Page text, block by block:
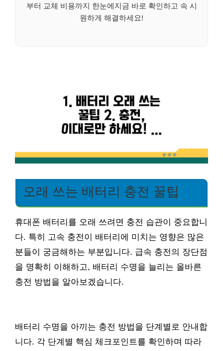
부터 교체 비용까지 한눈에지금 바로 확인하고 속 시
원하게 해결하세요!
오래 쓰는 배터리 충전 꿀팁
휴대폰 배터리를 오래 쓰려면 충전 습관이 중요합니
다. 특히 고속 충전이 배터리에 미치는 영향은 많은
분들이 궁금해하는 부분입니다. 급속 충전의 장단점
을 명확히 이해하고, 배터리 수명을 늘리는 올바른
충전 방법을 알아보겠습니다.
배터리 수명을 아끼는 충전 방법을 단계별로 안내합
니다. 각 단계별 핵심 체크포인트를 확인하며 따라